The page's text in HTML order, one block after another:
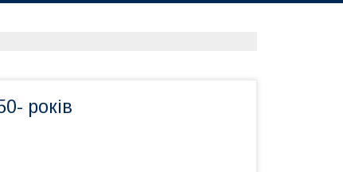
років